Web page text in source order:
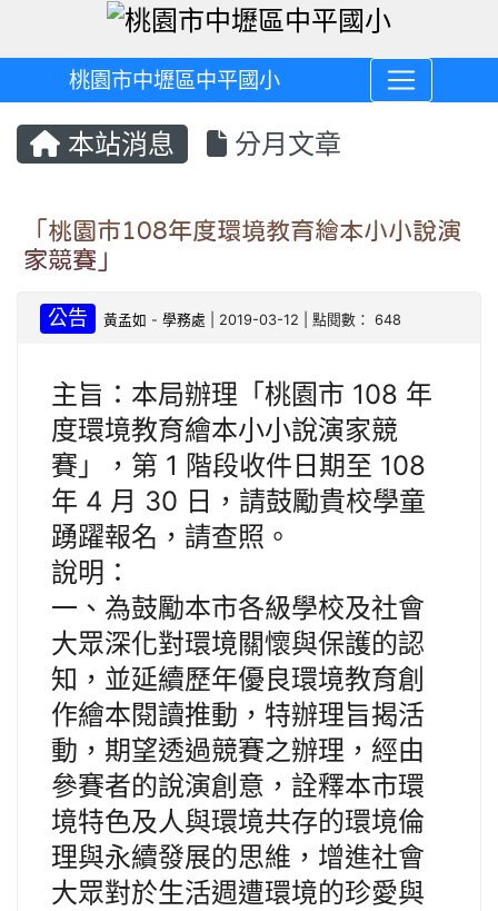
桃園市中壢區中平國小
本站消息 分月文章
「桃園市108年度環境教育繪本小小說演
家競賽」
公告 黃孟如 -學務處 | 2019-03-12 | 點閱數： 648
主旨：本局辦理「桃園市 108 年
度環境教育繪本小小說演家競
賽」，第 1 階段收件日期至 108
年 4 月 30 日，請鼓勵貴校學童
踴躍報名，請查照。
說明：
一、為鼓勵本市各級學校及社會
大眾深化對環境關懷與保護的認
知，並延續歷年優良環境教育創
作繪本閱讀推動，特辦理旨揭活
動，期望透過競賽之辦理，經由
參賽者的說演創意，詮釋本市環
境特色及人與環境共存的環境倫
理與永續發展的思維，增進社會
大眾對於生活週遭環境的珍愛與